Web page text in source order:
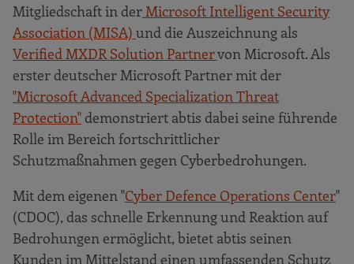
Mitgliedschaft in der Microsoft Intelligent Security
Association (MISA) und die Auszeichnung als
Verified MXDR Solution Partnervon Microsoft. Als
erster deutscher Microsoft Partner mit der
"Microsoft Advanced Specialization Threat
Protection" demonstriert abtis dabei seine führende
Rolle im Bereich fortschrittlicher
Schutzmaßnahmen gegen Cyberbedrohungen.
Mit dem eigenen "Cyber Defence Operations Center"
(CDOC), das schnelle Erkennung und Reaktion auf
Bedrohungen ermöglicht, bietet abtis seinen
Kunden im Mittelstand einen umfassenden Schutz